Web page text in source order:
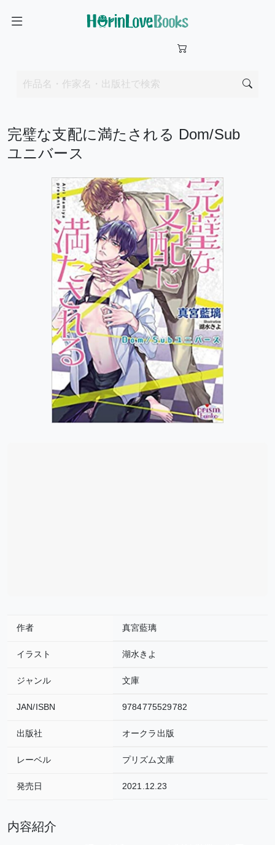
完璧な支配に満たされる Dom/Sub
ユニバース
作者 真宮藍璃
イラスト 湖水きよ
ジャンル 文庫
JAN/ISBN 9784775529782
出版社 オークラ出版
レーベル プリズム文庫
発売日 2021.12.23
内容紹介